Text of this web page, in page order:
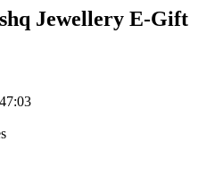
Jewellery E-Gift